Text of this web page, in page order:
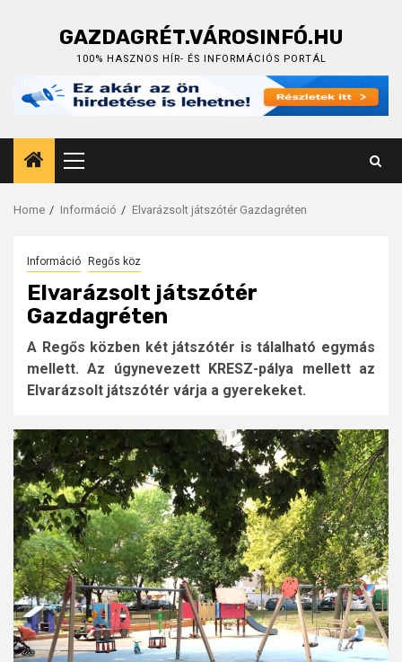
GAZDAGRÉT.VÁROSINFÓ.HU
100% HASZNOS HÍR- ÉS INFORMÁCIÓS PORTÁL
Primary
Menu
Home Információ Elvarázsolt játszótér Gazdagréten
Információ Regős köz
Elvarázsolt játszótér
Gazdagréten
A Regős közben két játszótér is tálalható egymás
mellett. Az úgynevezett KRESZ-pálya mellett az
Elvarázsolt játszótér várja a gyerekeket.